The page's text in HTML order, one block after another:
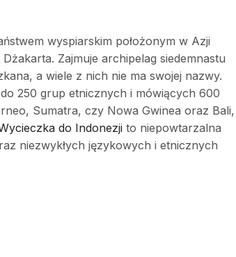
wyspiarskim położonym w Azji
Zajmuje archipelag siedemnastu
a wiele z nich nie ma swojej nazwy.
250 grup etnicznych i mówiących 600
Sumatra, czy Nowa Gwinea oraz Bali,
do Indonezji to niepowtarzalna
niezwykłych językowych i etnicznych